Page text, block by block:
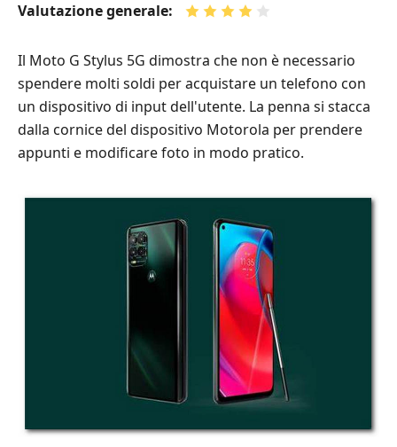
Valutazione generale:
Il Moto G Stylus 5G dimostra che non è necessario
spendere molti soldi per acquistare un telefono con
un dispositivo di input dell'utente. La penna si stacca
dalla cornice del dispositivo Motorola per prendere
appunti e modificare foto in modo pratico.